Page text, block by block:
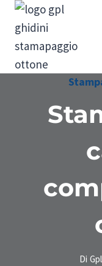
Salta
contenuto
Di